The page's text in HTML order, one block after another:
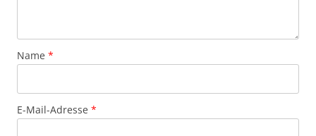
Name *
E-Mail-Adresse *